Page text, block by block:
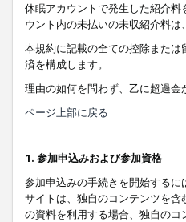
休眠アカウントで発生した紹介
ウント内の未払いの未収紹介料
本規約に記載の全ての控除また
済を構成します。
理由の如何を問わず、乙に超過
ページ上部に戻る
1. 参加申込みおよび参加資格
参加申込みの手続きを開始する
サイトは、独自のコンテンツを
の資料を利用する場合、独自の